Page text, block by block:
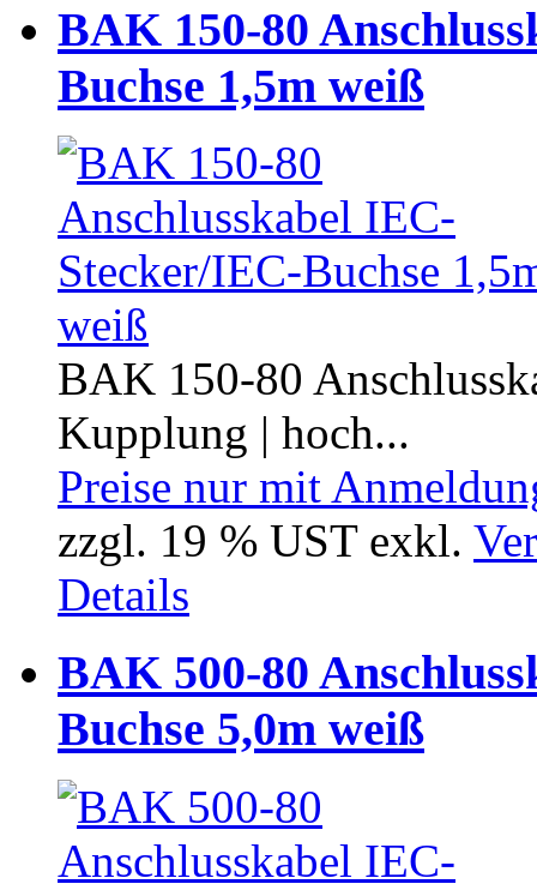
BAK 150-80
Buchse 1,5m weiß
BAK 150-80
Kupplung | hoch...
Preise nur mit
zzgl. 19 % UST exkl.
Details
BAK 500-80
Buchse 5,0m weiß